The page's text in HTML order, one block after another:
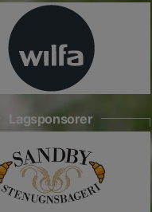
Lagsponsorer